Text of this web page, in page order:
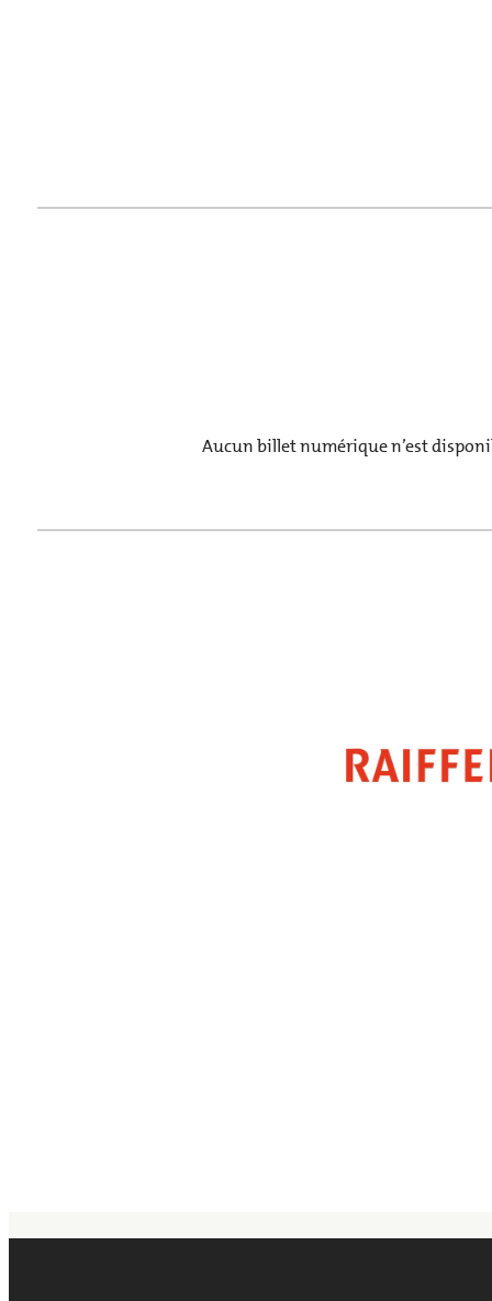
Aucun billet numérique n’est